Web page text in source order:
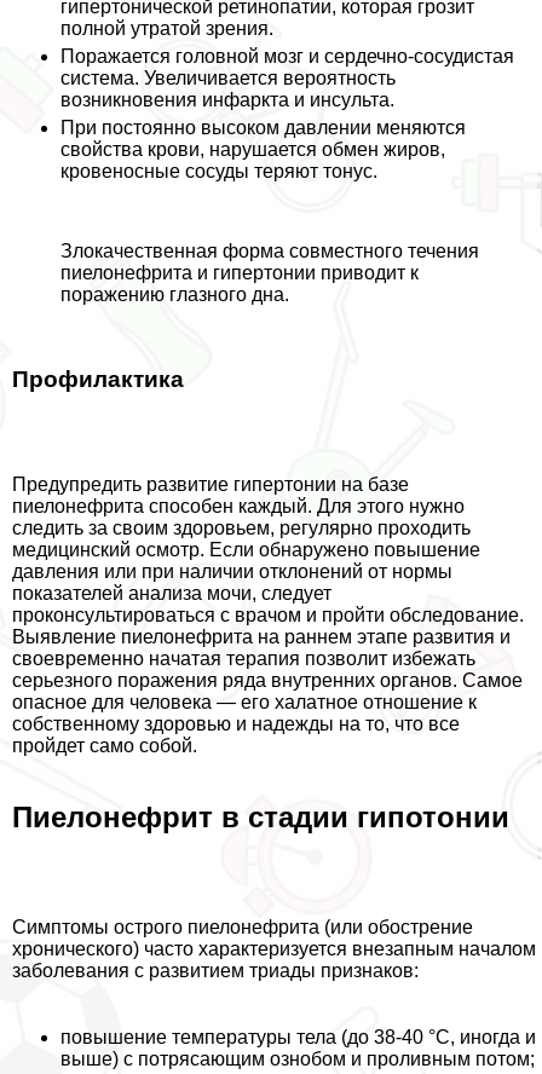
гипертонической ретинопатии, которая грозит
полной утратой зрения.
Поражается головной мозг и сердечно-сосудистая
система. Увеличивается вероятность
возникновения инфаркта и инсульта.
При постоянно высоком давлении меняются
свойства крови, нарушается обмен жиров,
кровеносные сосуды теряют тонус.
Злокачественная форма совместного течения
пиелонефрита и гипертонии приводит к
поражению глазного дна.
Профилактика
Предупредить развитие гипертонии на базе
пиелонефрита способен каждый. Для этого нужно
следить за своим здоровьем, регулярно проходить
медицинский осмотр. Если обнаружено повышение
давления или при наличии отклонений от нормы
показателей анализа мочи, следует
проконсультироваться с врачом и пройти обследование.
Выявление пиелонефрита на раннем этапе развития и
своевременно начатая терапия позволит избежать
серьезного поражения ряда внутренних органов. Самое
опасное для человека ― его халатное отношение к
собственному здоровью и надежды на то, что все
пройдет само собой.
Пиелонефрит в стадии гипотонии
Симптомы острого пиелонефрита (или обострение
хронического) часто хаpaктеризуется внезапным началом
заболевания с развитием триады признаков:
повышение температуры тела (до 38-40 °С, иногда и
выше) с потрясающим ознобом и проливным потом;